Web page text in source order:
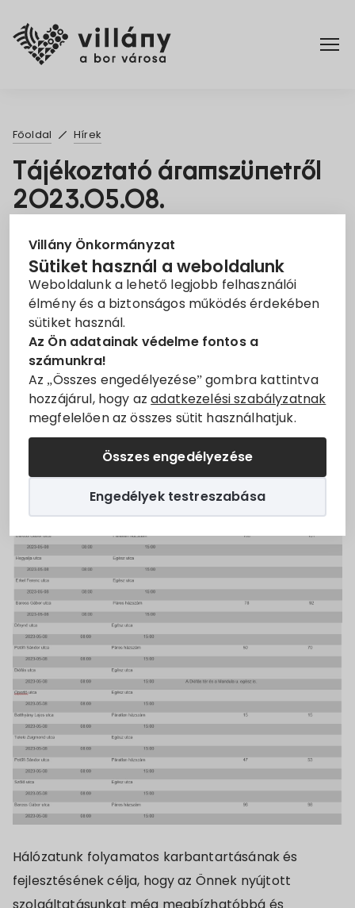
Villány Önkormányzat
Sütiket használ a weboldalunk
Weboldalunk a lehető legjobb felhasználói
élmény és a biztonságos működés érdekében
sütiket használ.
Az Ön adatainak védelme fontos a
számunkra!
Az „Összes engedélyezése” gombra kattintva
hozzájárul, hogy azadatkezelési szabályzatnak
megfelelően az összes sütit használhatjuk.
Összes engedélyezése
Engedélyek testreszabása
Elérhetőségek
Hírek
Rendelettár
Pályázatok
Dokumentumok
Állásajánlatok
Szolgáltatók
Turizmus
Választási információk
Választási szervek
Választási ügyintézés
2024. évi általános
Főoldal Hírek
Tájékoztató áramszünetről
2023.05.08.
Áramszünet EON Tájékoztató
Tisztelt Ügyfelünk!
Tájékoztatjuk, hogy az áramszolgáltatást
időszakosan szüneteltetjük
az Ön felhasználási helyén:
Hálózatunk folyamatos karbantartásának és
fejlesztésének célja, hogy az Önnek nyújtott